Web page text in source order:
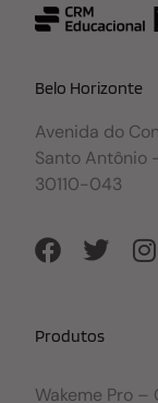
Belo Horizonte
Avenida do
Santo Antônio
30110-043
Produtos
Wakeme Pro –